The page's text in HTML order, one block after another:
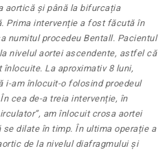
aortică și până la bifurcația
Prima intervenție a fost făcută în
numitul procedeu Bentall. Pacientul
nivelul aortei ascendente, astfel că
La aproximativ 8 luni,
i-am înlocuit-o folosind proedeul
cea de-a treia intervenție, în
am înlocuit crosa aortei
dilate în timp. În ultima operație a
de la nivelul diafragmului și